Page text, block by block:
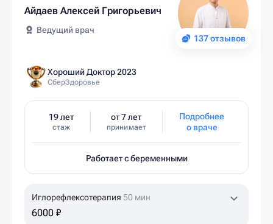
137 отзывов
Айдаев Алексей Григорьевич
Ведущий врач
Хороший Доктор 2023
СберЗдоровье
19 лет
стаж
от 7 лет
принимает
Подробнее
о враче
Работает с беременными
Иглорефлексотерапия 50 мин
6000 ₽